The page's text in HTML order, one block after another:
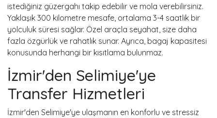
istediğiniz güzergahı takip edebilir ve mola verebilirsiniz.
Yaklaşık 300 kilometre mesafe, ortalama 3-4 saatlik bir
yolculuk süresi sağlar. Özel araçla seyahat, size daha
fazla özgürlük ve rahatlık sunar. Ayrıca, bagaj kapasitesi
konusunda herhangi bir kısıtlama bulunmaz.
İzmir'den Selimiye'ye
Transfer Hizmetleri
İzmir'den Selimiye'ye ulaşmanın en konforlu ve stressiz